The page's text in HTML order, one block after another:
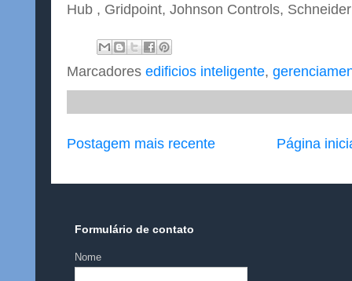
Hub , Gridpoint, Johnson Controls,
Marcadores edificios inteligente,
Postagem mais recente Página
Formulário de contato
Nome